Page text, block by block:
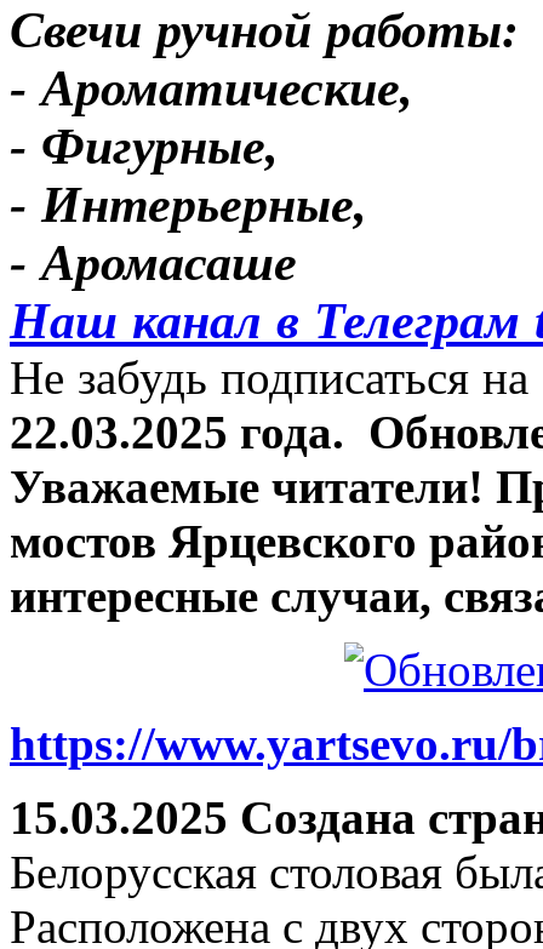
Свечи ручной работы:
- Ароматические,
- Фигурные,
- Интерьерные,
- Аромасаше
Наш канал в Телеграм
Не забудь подписаться
22.03.2025 года.
Уважаемые читатели!
мостов Ярцевского
интересные случаи,
https://www.yartsevo.ru/
15.03.2025 Создана
Белорусская столовая
Расположена с двух